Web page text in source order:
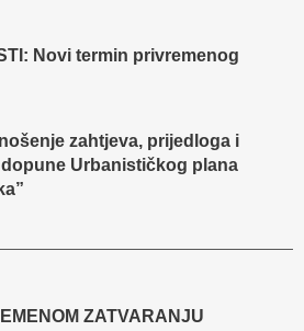
Novi termin privremenog
zahtjeva, prijedloga i
Urbanističkog plana
ZATVARANJU